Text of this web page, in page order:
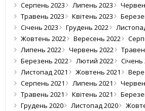
Серпень 2023
Липень 2023
Травень 2023
Квітень 2023
Січень 2023
Грудень 2022
Жовтень 2022
Вересень 2022
Липень 2022
Червень 2022
Березень 2022
Лютий 2022 Січень
Листопад 2021
Жовтень 2021
Серпень 2021
Липень 2021
Травень 2021
Квітень 2021
Грудень 2020
Листопад 2020